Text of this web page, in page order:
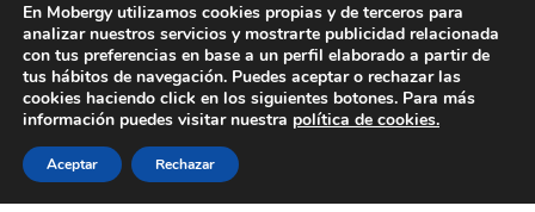
En Mobergy utilizamos cookies propias y de terceros para
analizar nuestros servicios y mostrarte publicidad relacionada
con tus preferencias en base a un perfil elaborado a partir de
tus hábitos de navegación. Puedes aceptar o rechazar las
cookies haciendo click en los siguientes botones. Para más
información puedes visitar nuestra política de cookies.
Aceptar Rechazar